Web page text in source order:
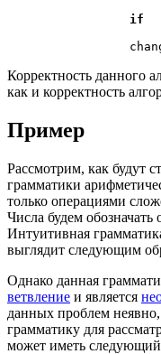
if
Корректность данного
как и корректность
Пример
Рассмотрим, как будут
грамматики
только операциями
Числа будем обозначать
Интуитивная
выглядит следующим
Однако данная
ветвление и является
данных проблем
грамматику для
может иметь